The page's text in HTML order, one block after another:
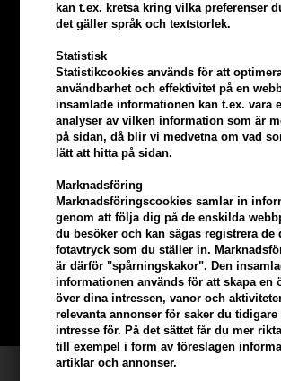
kan t.ex. kretsa kring vilka preferenser
det gäller språk och textstorlek.
Statistisk
Statistikcookies används för att
användbarhet och effektivitet på en
insamlade informationen kan t.ex. vara
analyser av vilken information som är
på sidan, då blir vi medvetna om vad
lätt att hitta på sidan.
Marknadsföring
Marknadsföringscookies samlar in
genom att följa dig på de enskilda
du besöker och kan sägas registrera de
fotavtryck som du ställer in.
är därför "spårningskakor". Den
informationen används för att skapa en
över dina intressen, vanor och
relevanta annonser för saker du
intresse för. På det sättet får du mer
till exempel i form av föreslagen
artiklar och annonser.
Tjäna5% bonuspå
beställning
Bli en del av vår kundklubb gratis och få rabatter
BLI EN GRATIS MEDLEM HÄR